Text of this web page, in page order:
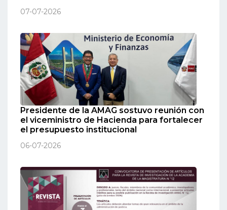
07-07-2026
Presidente de la AMAG sostuvo reunión con
el viceministro de Hacienda para fortalecer
el presupuesto institucional
06-07-2026